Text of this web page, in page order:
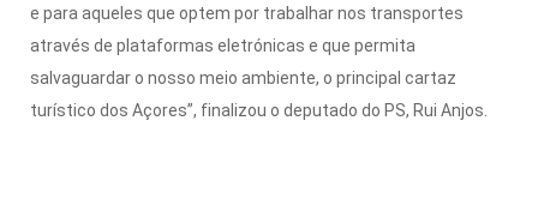
e para aqueles que optem por trabalhar nos transportes
através de plataformas eletrónicas e que permita
salvaguardar o nosso meio ambiente, o principal cartaz
turístico dos Açores”, finalizou o deputado do PS, Rui Anjos.